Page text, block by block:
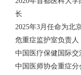
长
2025年3月任命为北
危重症监护室负责人
中国医疗保健国际
中国医师协会重症分